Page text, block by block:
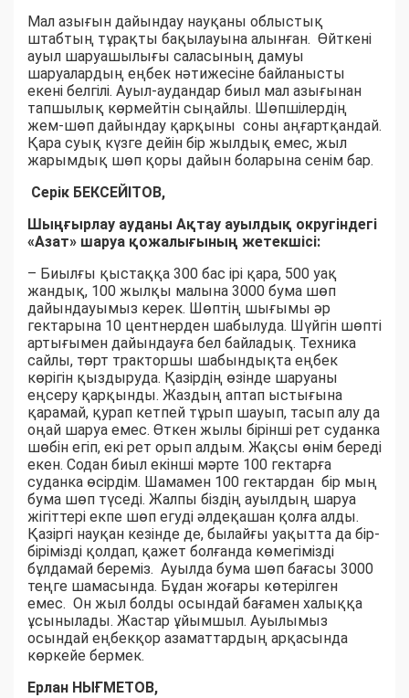
Мал азығын дайындау науқаны облыстық
штабтың тұрақты бақылауына алынған. Өйткені
ауыл шаруашылығы саласының дамуы
шаруалардың еңбек нәтижесіне байланысты
екені белгілі. Ауыл-аудандар биыл мал азығынан
тапшылық көрмейтін сыңайлы. Шөпшілердің
жем-шөп дайындау қарқыны соны аңғартқандай.
Қара суық күзге дейін бір жылдық емес, жыл
жарымдық шөп қоры дайын боларына сенім бар.
Серік БЕКСЕЙІТОВ,
Шыңғырлау ауданы Ақтау ауылдық округіндегі
«Азат» шаруа қожалығының жетекшісі:
– Биылғы қыстаққа 300 бас ірі қара, 500 уақ
жандық, 100 жылқы малына 3000 бума шөп
дайындауымыз керек. Шөптің шығымы әр
гектарына 10 центнерден шабылуда. Шүйгін шөпті
артығымен дайындауға бел байладық. Техника
сайлы, төрт тракторшы шабындықта еңбек
көрігін қыздыруда. Қазірдің өзінде шаруаны
еңсеру қарқынды. Жаздың аптап ыстығына
қарамай, қурап кетпей тұрып шауып, тасып алу да
оңай шаруа емес. Өткен жылы бірінші рет суданка
шөбін егіп, екі рет орып алдым. Жақсы өнім береді
екен. Содан биыл екінші мәрте 100 гектарға
суданка өсірдім. Шамамен 100 гектардан бір мың
бума шөп түседі. Жалпы біздің ауылдың шаруа
жігіттері екпе шөп егуді әлдеқашан қолға алды.
Қазіргі науқан кезінде де, былайғы уақытта да бір-
бірімізді қолдап, қажет болғанда көмегімізді
бұлдамай береміз. Ауылда бума шөп бағасы 3000
теңге шамасында. Бұдан жоғары көтерілген
емес. Он жыл болды осындай бағамен халыққа
ұсынылады. Жастар ұйымшыл. Ауылымыз
осындай еңбекқор азаматтардың арқасында
көркейе бермек.
Ерлан НЫҒМЕТОВ,